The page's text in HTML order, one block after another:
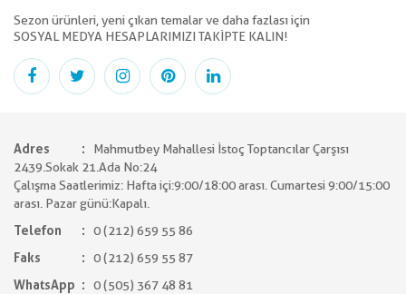
Sezon ürünleri, yeni çıkan temalar ve daha fazlası için
SOSYAL MEDYA HESAPLARIMIZI TAKİPTE KALIN!
Adres
Mahmutbey Mahallesi İstoç Toptancılar Çarşısı
2439.Sokak 21.Ada No:24
Çalışma Saatlerimiz: Hafta içi:9:00/18:00 arası. Cumartesi 9:00/15:00
arası. Pazar günü:Kapalı.
Telefon
0 (212) 659 55 86
Faks
0 (212) 659 55 87
WhatsApp
0 (505) 367 48 81